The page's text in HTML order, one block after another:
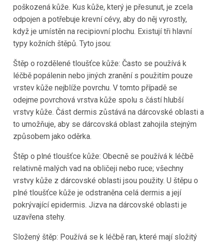
poškozená kůže. Kus kůže, který je přesunut, je zcela
odpojen a potřebuje krevní cévy, aby do něj vyrostly,
když je umístěn na recipiovní plochu. Existují tři hlavní
typy kožních štěpů. Tyto jsou:
Štěp o rozdělené tloušťce kůže: Často se používá k
léčbě popálenin nebo jiných zranění s použitím pouze
vrstev kůže nejblíže povrchu. V tomto případě se
odejme povrchová vrstva kůže spolu s částí hlubší
vrstvy kůže. Část dermis zůstává na dárcovské oblasti a
to umožňuje, aby se dárcovská oblast zahojila stejným
způsobem jako oděrka.
Štěp o plné tloušťce kůže: Obecně se používá k léčbě
relativně malých vad na obličeji nebo ruce; všechny
vrstvy kůže z dárcovské oblasti jsou použity. U štěpu o
plné tloušťce kůže je odstraněna celá dermis a její
pokrývající epidermis. Jizva na dárcovské oblasti je
uzavřena stehy.
Složený štěp: Používá se k léčbě ran, které mají složitý